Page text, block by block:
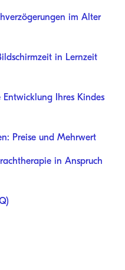
im Alter
in Lernzeit
Ihres Kindes
Preise und Mehrwert
in Anspruch